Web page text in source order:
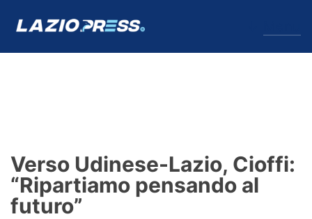
Formello
Infortuni
Verso Udinese-Lazio, Cioffi:
“Ripartiamo pensando al
futuro”